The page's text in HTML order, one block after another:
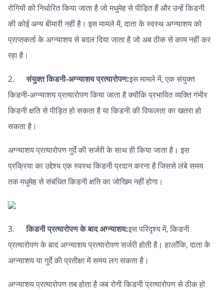
रोगियों को निर्धारित किया जाता है जो मधुमेह से पीड़ित हैं और उन्हें किडनी
की कोई अन्य बीमारी नहीं है। इस मामले में, दाता के स्वस्थ अग्न्याशय को
प्राप्तकर्ता के अग्न्याशय से बदल दिया जाता है जो अब ठीक से काम नहीं कर
रहा है।
2.संयुक्त किडनी-अग्न्याशय प्रत्यारोपण:इस मामले में, एक संयुक्त
किडनी-अग्न्याशय प्रत्यारोपण किया जाता है क्योंकि प्रभावित व्यक्ति गंभीर
किडनी क्षति से पीड़ित हो सकता है या किडनी की विफलता का खतरा हो
सकता है।
अग्न्याशय प्रत्यारोपण गुर्दे की सर्जरी के साथ ही किया जाता है। इस
प्रक्रिया का उद्देश्य एक स्वस्थ किडनी प्रदान करना है जिससे लंबे समय
तक मधुमेह से संबंधित किडनी क्षति का जोखिम नहीं होगा।
3.किडनी प्रत्यारोपण के बाद अग्न्याशय:इस परिदृश्य में, किडनी
प्रत्यारोपण के बाद अग्न्याशय प्रत्यारोपण सर्जरी होती है। हालाँकि, दाता के
अग्न्याशय या गुर्दे की प्रतीक्षा में समय लग सकता है।
अग्न्याशय प्रत्यारोपण तब होता है जब रोगी किडनी प्रत्यारोपण से ठीक हो